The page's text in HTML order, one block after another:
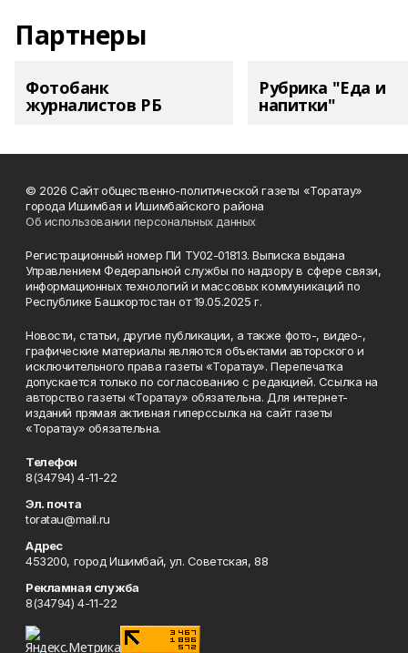
Партнеры
Фотобанк
журналистов РБ
Рубрика "Еда и
напитки"
© 2026 Сайт общественно-политической газеты «Торатау»
города Ишимбая и Ишимбайского района
Об использовании персональных данных
Регистрационный номер ПИ ТУ02-01813. Выписка выдана
Управлением Федеральной службы по надзору в сфере связи,
информационных технологий и массовых коммуникаций по
Республике Башкортостан от 19.05.2025 г.
Новости, статьи, другие публикации, а также фото-, видео-,
графические материалы являются объектами авторского и
исключительного права газеты «Торатау». Перепечатка
допускается только по согласованию с редакцией. Ссылка на
авторство газеты «Торатау» обязательна. Для интернет-
изданий прямая активная гиперссылка на сайт газеты
«Торатау» обязательна.
Телефон
8(34794) 4-11-22
Эл. почта
toratau@mail.ru
Адрес
453200, город Ишимбай, ул. Советская, 88
Рекламная служба
8(34794) 4-11-22